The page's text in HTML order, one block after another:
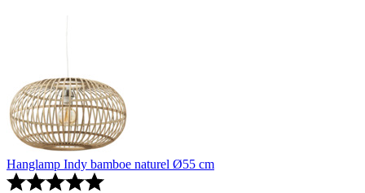
Hanglamp Indy bamboe naturel Ø55 cm